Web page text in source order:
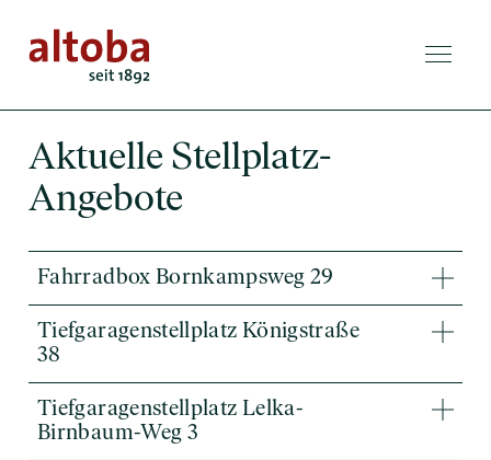
Aktuelle Stellplatz-
Angebote
Fahrradbox Bornkampsweg 29
Tiefgaragen­stellplatz Königstraße
38
Tiefgaragenstellplatz Lelka-
Birnbaum-Weg 3